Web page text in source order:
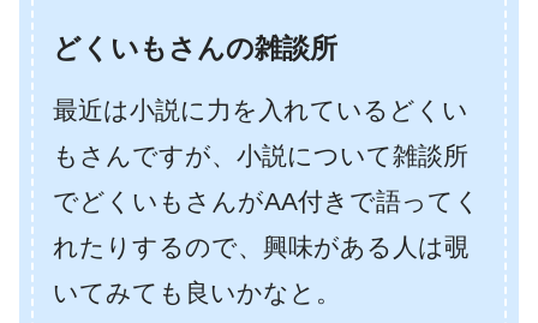
どくいもさんの雑談所
最近は小説に力を入れているどくい
もさんですが、小説について雑談所
でどくいもさんがAA付きで語ってく
れたりするので、興味がある人は覗
いてみても良いかなと。